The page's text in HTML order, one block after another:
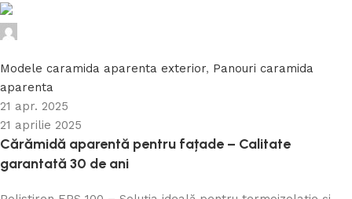
Modele caramida aparenta exterior, Panouri caramida
aparenta
21 apr. 2025
21 aprilie 2025
Cărămidă aparentă pentru fațade – Calitate
garantată 30 de ani